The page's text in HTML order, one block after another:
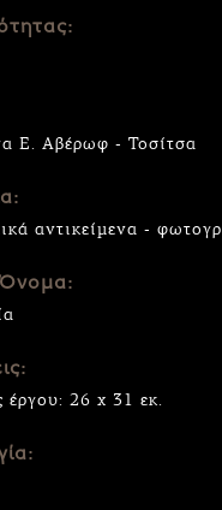
Ε. Αβέρωφ - Τοσίτσα
αντικείμενα -
έργου: 26 x 31 εκ.